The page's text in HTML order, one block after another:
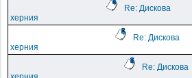
Re: Дискова
херния
Re: Дискова
херния
Re: Дискова